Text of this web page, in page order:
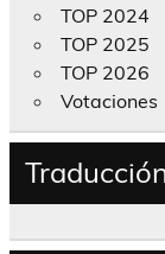
TOP 2024
TOP 2025
TOP 2026
Votaciones